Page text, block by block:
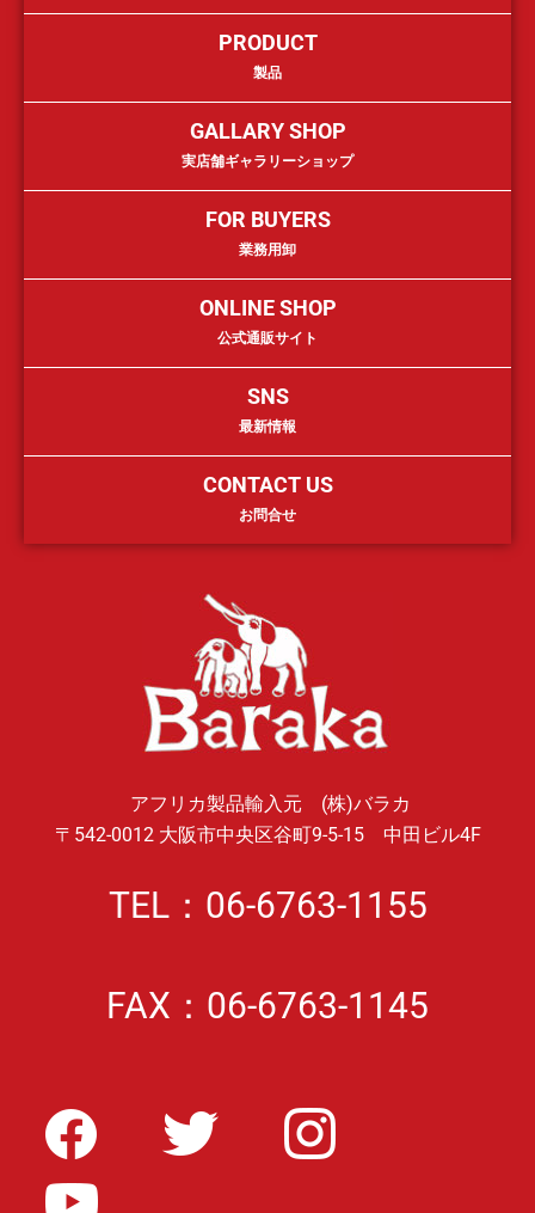
PRODUCT
製品
GALLARY SHOP
実店舗ギャラリーショップ
FOR BUYERS
業務用卸
ONLINE SHOP
公式通販サイト
SNS
最新情報
CONTACT US
お問合せ
アフリカ製品輸入元 (株)バラカ
〒542-0012 大阪市中央区谷町9-5-15 中田ビル4F
TEL：06-6763-1155
FAX：06-6763-1145